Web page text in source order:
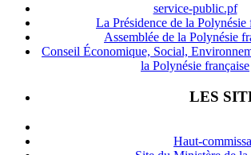
service-public.pf
La Présidence de la Polynésie
Assemblée de la Polynésie
Conseil Économique, Social,
la Polynésie française
LES
Haut-